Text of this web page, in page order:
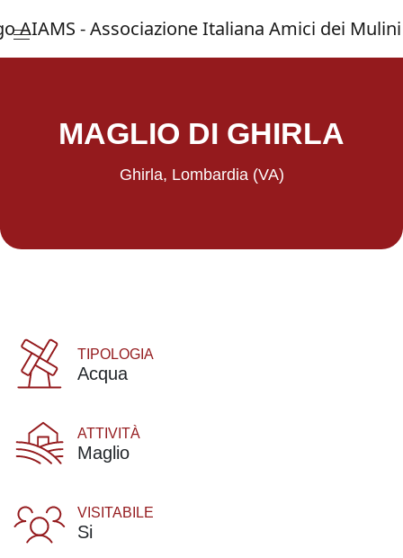
Menu principale
MAGLIO DI GHIRLA
Ghirla, Lombardia (VA)
TIPOLOGIA
Acqua
ATTIVITÀ
Maglio
VISITABILE
Si